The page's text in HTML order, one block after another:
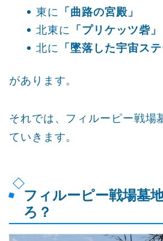
東に
「曲路の宮殿」
北東に 「プリケッツ砦」
北に 「墜落した宇宙ス
があります。
それでは、フィルーピー戦場
ていきます。
フィルーピー戦場墓
ろ？